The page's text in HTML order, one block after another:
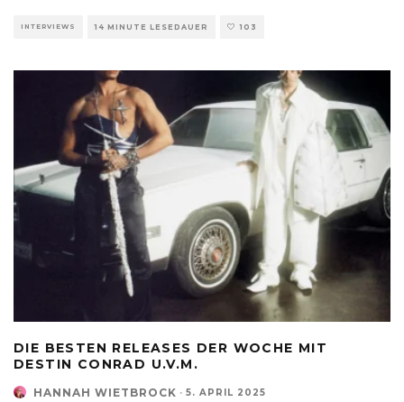
INTERVIEWS 14 MINUTE LESEDAUER 103
DIE BESTEN RELEASES DER WOCHE MIT
DESTIN CONRAD U.V.M.
HANNAH WIETBROCK · 5. APRIL 2025